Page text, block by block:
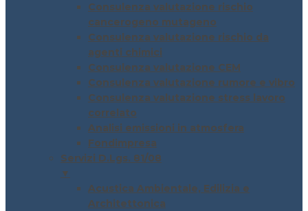
Consulenza valutazione rischio
cancerogeno mutageno
Consulenza valutazione rischio da
agenti chimici
Consulenza valutazione CEM
Consulenza valutazione rumore e vibro
Consulenza valutazione stress lavoro
correlato
Analisi emissioni in atmosfera
Fondimpresa
Servizi D.Lgs. 81/08
▼
Acustica Ambientale, Edilizia e
Architettonica